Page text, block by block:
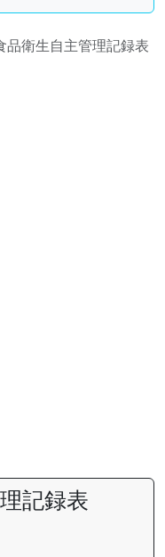
品衛生自主管理記録表
記録表